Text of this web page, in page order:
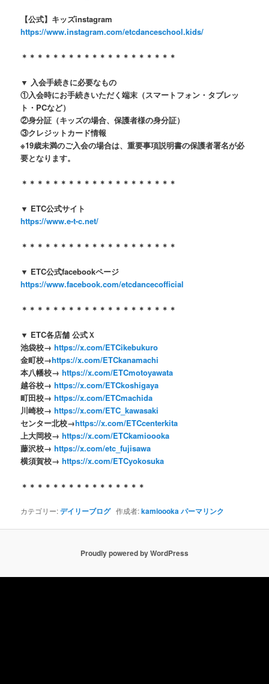
【公式】キッズinstagram
https://www.instagram.com/etcdanceschool.kids/
＊＊＊＊＊＊＊＊＊＊＊＊＊＊＊＊＊＊＊＊
▼ 入会手続きに必要なもの
①入会時にお手続きいただく端末（スマートフォン・タブレッ
ト・ PCなど）
②身分証（キッズの場合、保護者様の身分証）
③クレジットカード情報
※19歳未満のご入会の場合は、重要事項説明書の保護者署名が必
要となります。
＊＊＊＊＊＊＊＊＊＊＊＊＊＊＊＊＊＊＊＊
▼ ETC公式サイト
https://www.e-t-c.net/
＊＊＊＊＊＊＊＊＊＊＊＊＊＊＊＊＊＊＊＊
▼ ETC公式facebookページ
https://www.facebook.com/etcdancecofficial
＊＊＊＊＊＊＊＊＊＊＊＊＊＊＊＊＊＊＊＊
▼ ETC各店舗 公式Ｘ
池袋校→ https://x.com/ETCikebukuro
金町校→https://x.com/ETCkanamachi
本八幡校→https://x.com/ETCmotoyawata
越谷校→https://x.com/ETCkoshigaya
町田校→https://x.com/ETCmachida
川崎校→https://x.com/ETC_kawasaki
センター北校→https://x.com/ETCcenterkita
上大岡校→https://x.com/ETCkamioooka
藤沢校→https://x.com/etc_fujisawa
横須賀校→https://x.com/ETCyokosuka
＊＊＊＊＊＊＊＊＊＊＊＊＊＊＊＊
カテゴリー:デイリーブログ作成者:kamioookaパーマリンク
Proudly powered by WordPress